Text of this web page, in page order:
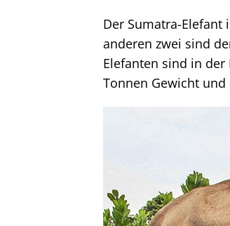
Der Sumatra-Elefant
anderen zwei sind
Elefanten sind in der
Tonnen Gewicht